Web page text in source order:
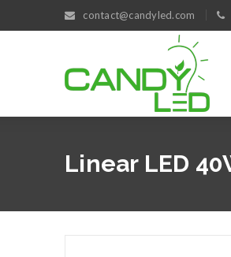
contact@candyled.com
Linear LED